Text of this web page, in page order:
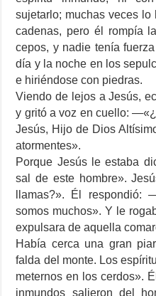
sujetarlo; muchas veces
cadenas, pero él rompía
cepos, y nadie tenía
día y la noche en los
e hiriéndose con piedras.
Viendo de lejos a Jesús,
y gritó a voz en cuello:
Jesús, Hijo de Dios
atormentes».
Porque Jesús le estaba
sal de este hombre».
llamas?». Él respondió:
somos muchos». Y le
expulsara de aquella
Había cerca una gran
falda del monte. Los
meternos en los cerdos».
inmundos salieron del